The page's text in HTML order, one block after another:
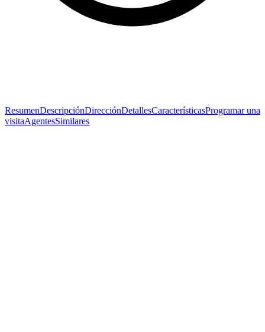
ResumenDescripciónDirecciónDetallesCaracterísticasProgramar una
visitaAgentesSimilares